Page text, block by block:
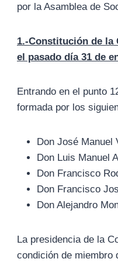
por la Asamblea de
1.-Constitución de la
el pasado día 31 de
Entrando en el punto
formada por los
Don José Manuel
Don Luis Manuel
Don Francisco
Don Francisco
Don Alejandro
La presidencia de la
condición de miembro